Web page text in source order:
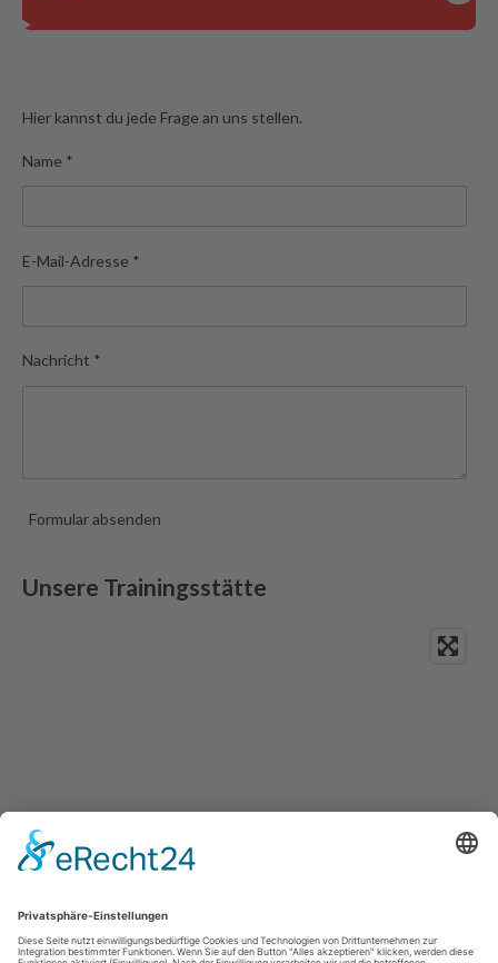
Hier kannst du jede Frage an uns stellen.
Name *
E-Mail-Adresse *
Nachricht *
Formular absenden
Unsere Trainingsstätte